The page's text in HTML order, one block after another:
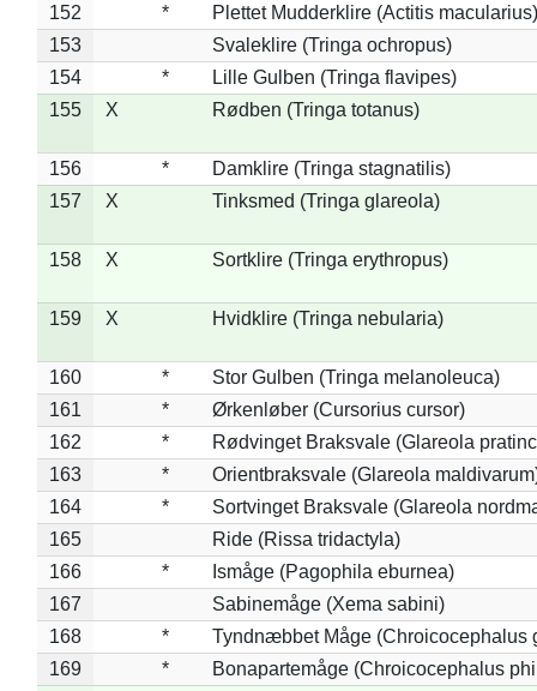
152 *
Plettet Mudderklire (Actitis macularius)
153
Svaleklire (Tringa ochropus)
154
*
Lille Gulben (Tringa flavipes)
155
X Rødben (Tringa totanus)
156 *
Damklire (Tringa stagnatilis)
157
X Tinksmed (Tringa glareola)
158 X Sortklire (Tringa erythropus)
159 X Hvidklire (Tringa nebularia)
160 *
Stor Gulben (Tringa melanoleuca)
161
*
Ørkenløber (Cursorius cursor)
162
*
Rødvinget Braksvale (Glareola
163
*
Orientbraksvale (Glareola
164
*
Sortvinget Braksvale (Glareola
165
Ride (Rissa tridactyla)
166
*
Ismåge (Pagophila eburnea)
167
Sabinemåge (Xema sabini)
168
*
Tyndnæbbet Måge (Chroicocephalus
169
*
Bonapartemåge (Chroicocephalus